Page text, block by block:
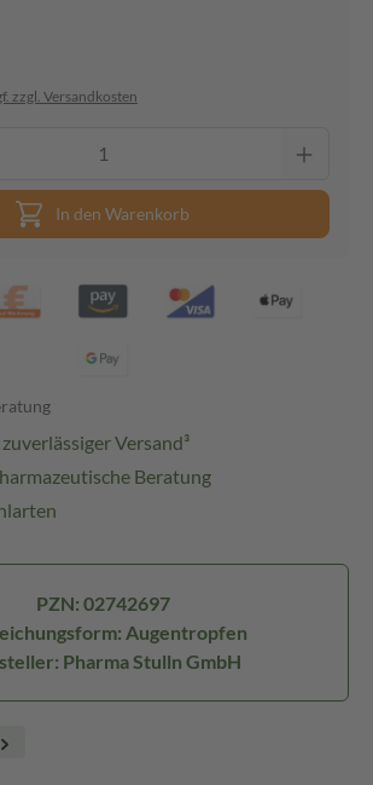
zzgl. Versandkosten
In den Warenkorb
Versand³
Beratung
PZN: 02742697
Augentropfen
Pharma Stulln GmbH